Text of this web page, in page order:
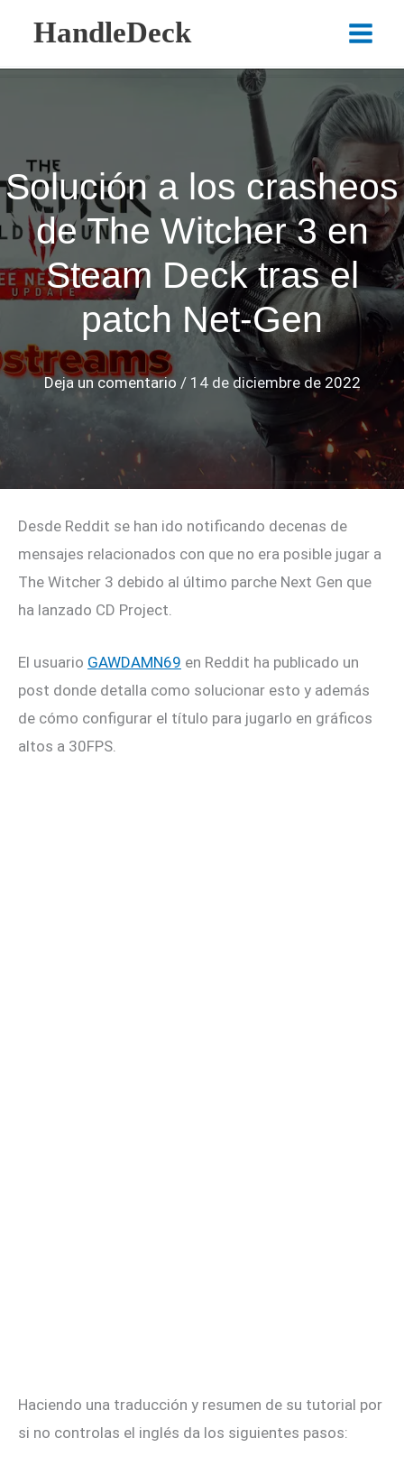
contenido
HandleDeck
Main
Menu
Solución a los crasheos
de The Witcher 3 en
Steam Deck tras el
patch Net-Gen
Deja un comentario / 14 de diciembre de 2022
Desde Reddit se han ido notificando decenas de
mensajes relacionados con que no era posible jugar a
The Witcher 3 debido al último parche Next Gen que
ha lanzado CD Project.
El usuario GAWDAMN69 en Reddit ha publicado un
post donde detalla como solucionar esto y además
de cómo configurar el título para jugarlo en gráficos
altos a 30FPS.
Haciendo una traducción y resumen de su tutorial por
si no controlas el inglés da los siguientes pasos: